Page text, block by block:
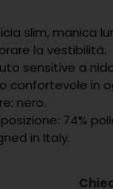
slim, manica
la vestibilità.
sensitive a
confortevole in
nero.
74%
in Italy.